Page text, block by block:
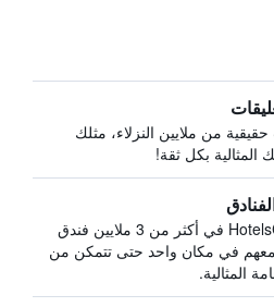
من ملايين النزلاء، مثلك
المثالية بكل ثقة!
يبحث HotelsCombined في أكثر من 3 ملايين فندق
في مكان واحد حتى تتمكن من
المثالية.